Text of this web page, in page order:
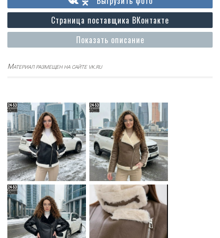
Показать описание
Страница поставщика ВКонтакте
Материал размещен на сайте vk.ru